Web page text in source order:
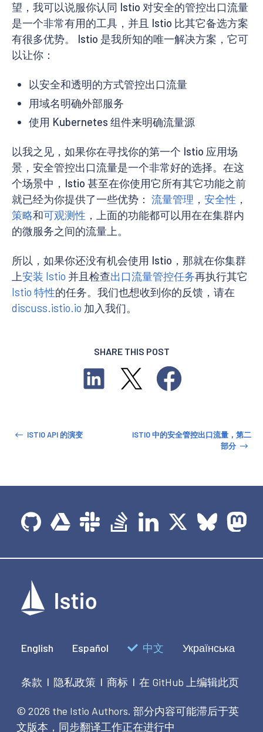
望，我可以说服你认同 Istio 对安全的管控出口流量
是一个非常有用的工具，并且 Istio 比其它备选方案
有很多优势。 Istio 是我所知的唯一解决方案，它可
以让你：
以安全和透明的方式管控出口流量
用域名明确外部服务
使用 Kubernetes 组件来明确流量源
以我之见，如果你在寻找你的第一个 Istio 应用场
景，安全管控出口流量是一个非常好的选择。在这
个场景中，Istio 甚至在你使用它所有其它功能之前
就已经为你提供了一些优势： 流量管理 ， 安全性 ，
策略和可观测性 ，上面的功能都可以用在在集群内
的微服务之间的流量上。
所以，如果你还没有机会使用 Istio，那就在你集群
上安装 Istio 并且检查出口流量管控任务再执行其它
Istio 特性的任务。我们也想收到你的反馈，请在
discuss.istio.io 加入我们。
SHARE THIS POST
ISTIO API 的演变
ISTIO 中的安全管控出口流量，第二
部分
English Español 中文 Українська
条款 | 隐私政策 | 商标 | 在 GitHub 上编辑此页
© 2026 the Istio Authors. 部分内容可能滞后于英
文版本，同步翻译工作正在进行中